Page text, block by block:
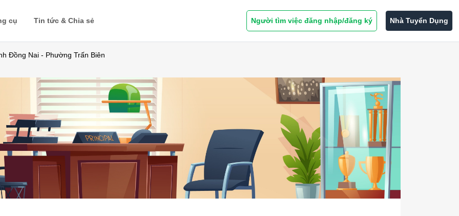
cụ Tin tức & Chia sẻ Người tìm việc đăng nhập/đăng ký Nhà Tuyển Dụng
Đồng Nai - Phường Trấn Biên